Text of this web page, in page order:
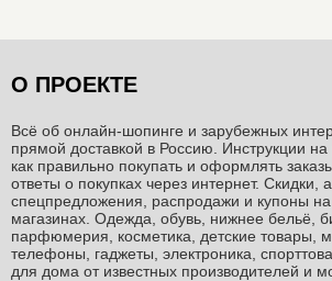
О ПРОЕКТЕ
Всё об онлайн-шопинге и зарубежных
прямой доставкой в Россию. Инструкции на
как правильно покупать и оформлять
ответы о покупках через интернет. Скидки,
спецпредложения, распродажи и купоны на
магазинах. Одежда, обувь, нижнее бельё,
парфюмерия, косметика, детские товары,
телефоны, гаджеты, электроника,
для дома от известных производителей и